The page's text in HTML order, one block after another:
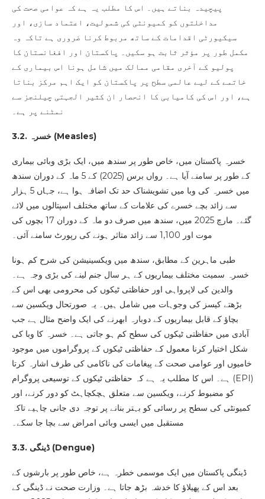
پیچیدہ بناتے ہیں۔ اس کا مطلب یہ ہے کہ عوامی صحت کی
مداخلتوں کو کمیونٹی کی شمولیت، اعتماد سازی، اور
سیکیورٹی اقدامات کے ساتھ مربوط کرنا ضروری ہے تاکہ وہ
مکمل طور پر مؤثر ثابت ہو سکیں۔ پاکستان اور افغانستان کا
پولیو کے آخری مقامی ممالک میں شامل ہونا اس بیماری کے
خاتمے کے لیے عالمی سطح پر پاکستان کو ایک اہم مرکز بناتا
ہے، اور اس کی کامیابی کا انحصار ان کثیر الجہتی چیلنجز سے
نمٹنے پر ہے۔
3.2. خسرہ (Measles)
خسرہ پاکستان میں، خاص طور پر سندھ میں، ایک بڑی وبائی بیماری
کے طور پر سامنے آیا ہے۔ رواں برس (2025) کے 5 ماہ کے دوران سندھ
میں خسرہ کی وبا میں تشویشناک حد تک اضافہ ہوا ہے، جہاں 5 ہزار
سے زائد بچے خسرے کی علامات کے ساتھ مختلف اسپتالوں میں لائے
گئے۔ مارچ 2025 میں، سندھ میں صرف دو ماہ کے دوران 17 بچوں کی
طبی ماہرین کے مطابق، سندھ میں ویکسینیشن کی شرح کم ہونا
خسرہ سمیت مختلف بیماریوں کے ہر سال جنم لینے کی بڑی وجہ ہے۔
والدین کی لاپرواہی اور حفاظتی ٹیکوں کی محرومی بھی اس کے
بڑھتے کیسز کی وجوہات میں شامل ہیں۔ یہ صورتحال ویکسین سے
بچاؤ کے قابل بیماریوں کے دوبارہ ابھرنے کی ایک واضح مثال ہے جب
آبادی میں حفاظتی ٹیکوں کی سطح کم ہو جاتی ہے۔ خسرہ کا وبا کی
شکل اختیار کرنا معمول کے حفاظتی ٹیکوں کے پروگراموں میں موجود
خامیوں اور عوامی صحت کے پیغامات کی ناکامی کی طرف اشارہ کرتا
ہے۔ اس کا مطلب یہ ہے کہ حفاظتی ٹیکوں کے توسیعی پروگرام (EPI)
کو مضبوط کرنے، ویکسین سے متعلق ہچکچاہٹ کو دور کرنے، اور
کمیونٹی کی سطح پر رسائی کو بہتر بنانے پر توجہ دی جانی چاہیے تاکہ
3.3. ڈینگی (Dengue)
ڈینگی پاکستان میں ایک موسمی خطرہ ہے، خاص طور پر بارشوں کے
بعد اس کے پھیلاؤ کا خدشہ بڑھ جاتا ہے۔ وزارت صحت نے ڈینگی کے